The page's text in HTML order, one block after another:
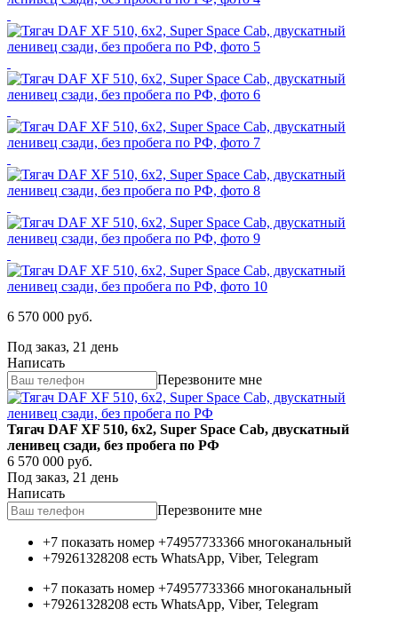
6 570 000 руб.
Под заказ, 21 день
Написать
Перезвоните мне
Тягач DAF XF 510, 6х2, Super Space Cab, двускатный
ленивец сзади, без пробега по РФ
6 570 000 руб.
Под заказ, 21 день
Написать
Перезвоните мне
+7 показать номер +74957733366 многоканальный
+79261328208 есть WhatsApp, Viber, Telegram
+7 показать номер +74957733366 многоканальный
+79261328208 есть WhatsApp, Viber, Telegram